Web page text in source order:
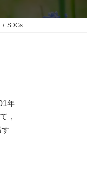
SDGs
年
，
す